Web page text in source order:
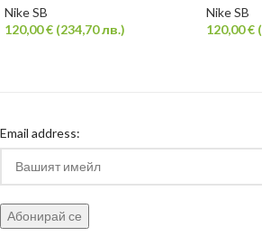
Nike SB
120,00€ (234,70лв.)
Nike SB
120,00€ (
Email address: